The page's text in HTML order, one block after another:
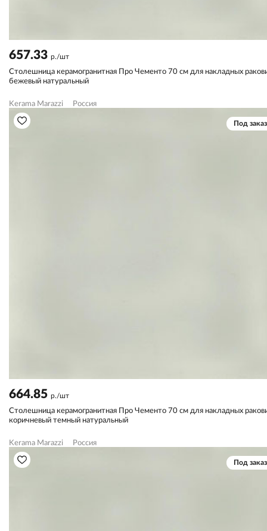
657.33 р./шт
Столешница керамогранитная Про Чементо 70 см для накладных
бежевый натуральный
Kerama Marazzi Россия
Под заказ
664.85 р./шт
Столешница керамогранитная Про Чементо 70 см для накладных
коричневый темный натуральный
Kerama Marazzi Россия
Под заказ